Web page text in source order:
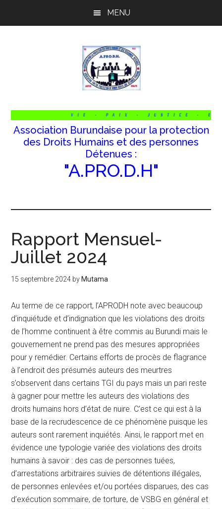
MENU
Association Burundaise pour la protection
des Droits Humains et des personnes
Détenues :
"A.PRO.D.H"
Rapport Mensuel-
Juillet 2024
15 septembre 2024 by Mutama
Au terme de ce rapport, l’APRODH note avec beaucoup
d’inquiétude et d’indignation que les violations des droits
de l’homme continuent à être commis au Burundi mais le
gouvernement ne prend pas des mesures appropriées
pour y remédier. Certains efforts de procès de flagrance
à l’endroit des présumés auteurs des meurtres
s’observent dans certains TGI du pays mais un pari reste
à gagner pour mettre les auteurs des violations des
droits humains hors d’état de nuire. C’est ce qui est à la
base de la recrudescence de ce phénomène puisque les
auteurs sont rarement inquiétés. Ainsi, le rapport met en
évidence une typologie variée des violations des droits
humains à savoir : des cas de personnes tuées,
d’arrestations arbitraires suivies de détentions illégales,
de personnes enlevées et/ou portées disparues, des cas
d’exécution sommaire, de torture, de VSBG en général et